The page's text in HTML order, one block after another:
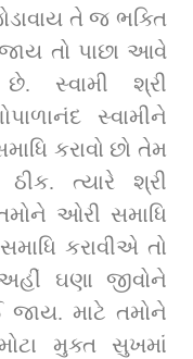
તે જ ભક્તિ
તો પાછા આવે
શ્રી
સ્વામીને
કરાવો છો તેમ
ત્યારે શ્રી
ઓરી સમાધિ
કરાવીએ તો
ઘણા જીવોને
જાય. માટે તમોને
મુક્ત સુખમાં